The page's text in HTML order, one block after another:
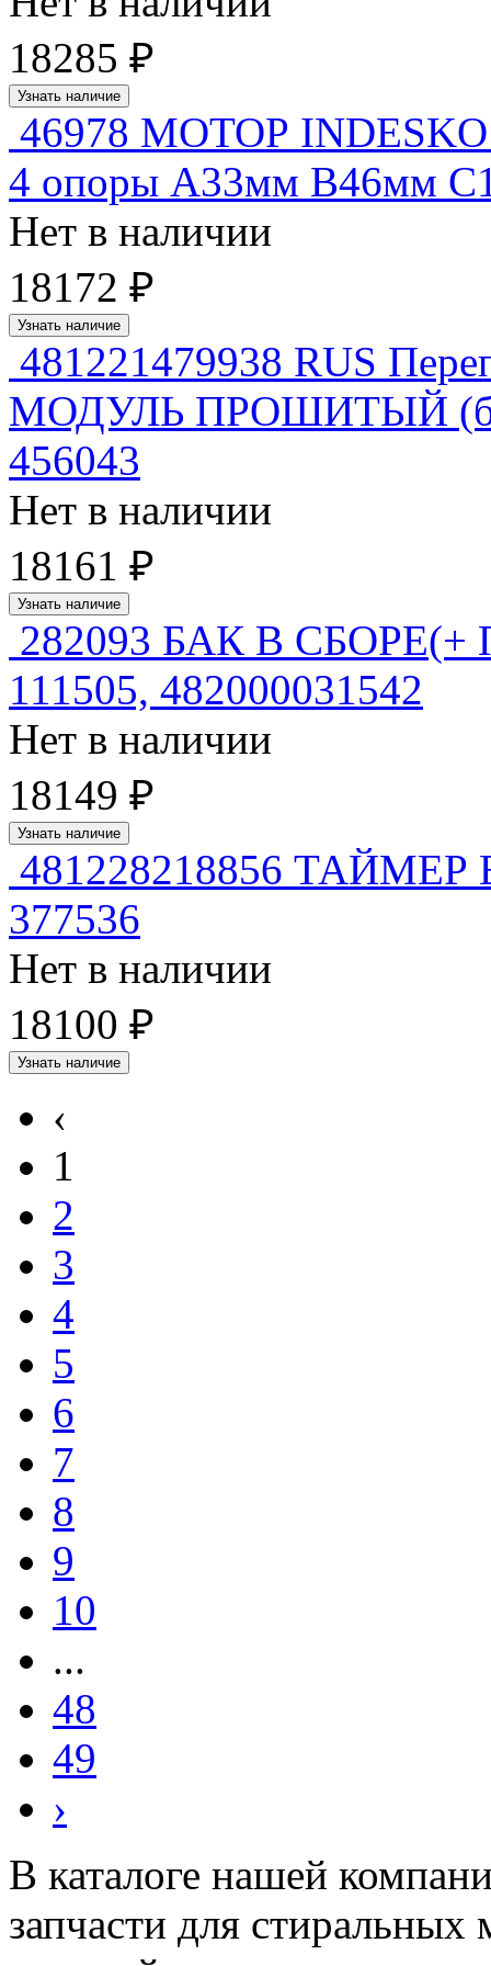
18285 ₽
Узнать наличие
46978 МОТОР INDESKO
4 опоры А33мм В46мм
Нет в наличии
18172 ₽
Узнать наличие
481221479938 RUS
МОДУЛЬ ПРОШИТЫЙ (б/п
456043
Нет в наличии
18161 ₽
Узнать наличие
282093 БАК В СБОРЕ(+
111505, 482000031542
Нет в наличии
18149 ₽
Узнать наличие
481228218856 ТАЙМЕР
377536
Нет в наличии
18100 ₽
Узнать наличие
‹
1
2
3
4
5
6
7
8
9
10
...
48
49
›
В каталоге нашей
запчасти для